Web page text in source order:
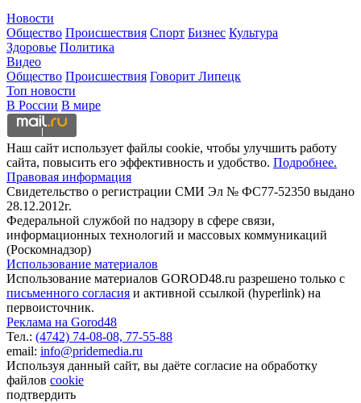
Новости
Общество Происшествия Спорт Бизнес Культура
Здоровье Политика
Видео
Общество Происшествия Говорит Липецк
Топ новости
В России В мире
Наш сайт использует файлы cookie, чтобы улучшить работу
сайта, повысить его эффективность и удобство. Подробнее.
Правовая информация
Свидетельство о регистрации СМИ Эл № ФС77-52350 выдано
28.12.2012г.
Федеральной службой по надзору в сфере связи,
информационных технологий и массовых коммуникаций
(Роскомнадзор)
Использование материалов
Использование материалов GOROD48.ru разрешено только с
письменного согласия и активной ссылкой (hyperlink) на
первоисточник.
Реклама на Gorod48
Тел.: (4742) 74-08-08, 77-55-88
email: info@pridemedia.ru
Используя данный сайт, вы даёте согласие на обработку
файлов cookie
подтвердить